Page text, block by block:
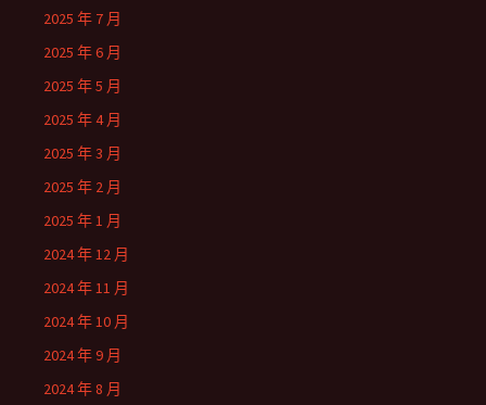
2025 年 7 月
2025 年 6 月
2025 年 5 月
2025 年 4 月
2025 年 3 月
2025 年 2 月
2025 年 1 月
2024 年 12 月
2024 年 11 月
2024 年 10 月
2024 年 9 月
2024 年 8 月